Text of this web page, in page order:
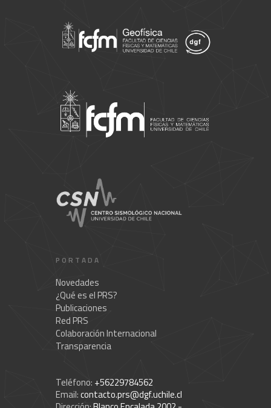
PORTADA
Novedades
¿Qué es el PRS?
Publicaciones
Red PRS
Colaboración Internacional
Transparencia
Teléfono: +56229784562
Email:contacto.prs@dgf.uchile.cl